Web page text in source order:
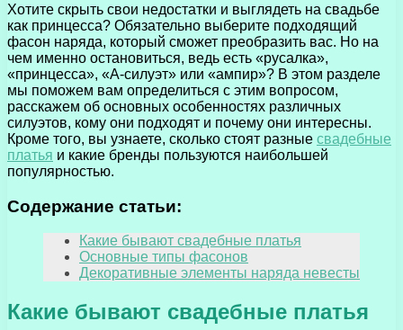
Хотите скрыть свои недостатки и выглядеть на свадьбе
как принцесса? Обязательно выберите подходящий
фасон наряда, который сможет преобразить вас. Но на
чем именно остановиться, ведь есть «русалка»,
«принцесса», «А-силуэт» или «ампир»? В этом разделе
мы поможем вам определиться с этим вопросом,
расскажем об основных особенностях различных
силуэтов, кому они подходят и почему они интересны.
Кроме того, вы узнаете, сколько стоят разные свадебные
платья и какие бренды пользуются наибольшей
популярностью.
Содержание статьи:
Какие бывают свадебные платья
Основные типы фасонов
Декоративные элементы наряда невесты
Какие бывают свадебные платья